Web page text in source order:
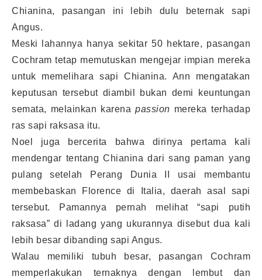
Chianina, pasangan ini lebih dulu beternak sapi
Angus.
Meski lahannya hanya sekitar 50 hektare, pasangan
Cochram tetap memutuskan mengejar impian mereka
untuk memelihara sapi Chianina. Ann mengatakan
keputusan tersebut diambil bukan demi keuntungan
semata, melainkan karenapassion mereka terhadap
ras sapi raksasa itu.
Noel juga bercerita bahwa dirinya pertama kali
mendengar tentang Chianina dari sang paman yang
pulang setelah Perang Dunia II usai membantu
membebaskan Florence di Italia, daerah asal sapi
tersebut. Pamannya pernah melihat “sapi putih
raksasa” di ladang yang ukurannya disebut dua kali
lebih besar dibanding sapi Angus.
Walau memiliki tubuh besar, pasangan Cochram
memperlakukan ternaknya dengan lembut dan